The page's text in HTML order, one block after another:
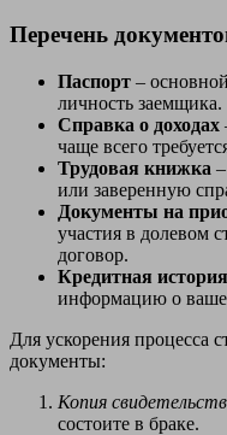
Перечень
Паспорт –
личность заемщика.
Справка о доходах
чаще всего
Трудовая книжка
или заверенную
Документы на
участия в долевом
договор.
Кредитная история
информацию о
Для ускорения процесса
документы:
Копия
состоите в браке.